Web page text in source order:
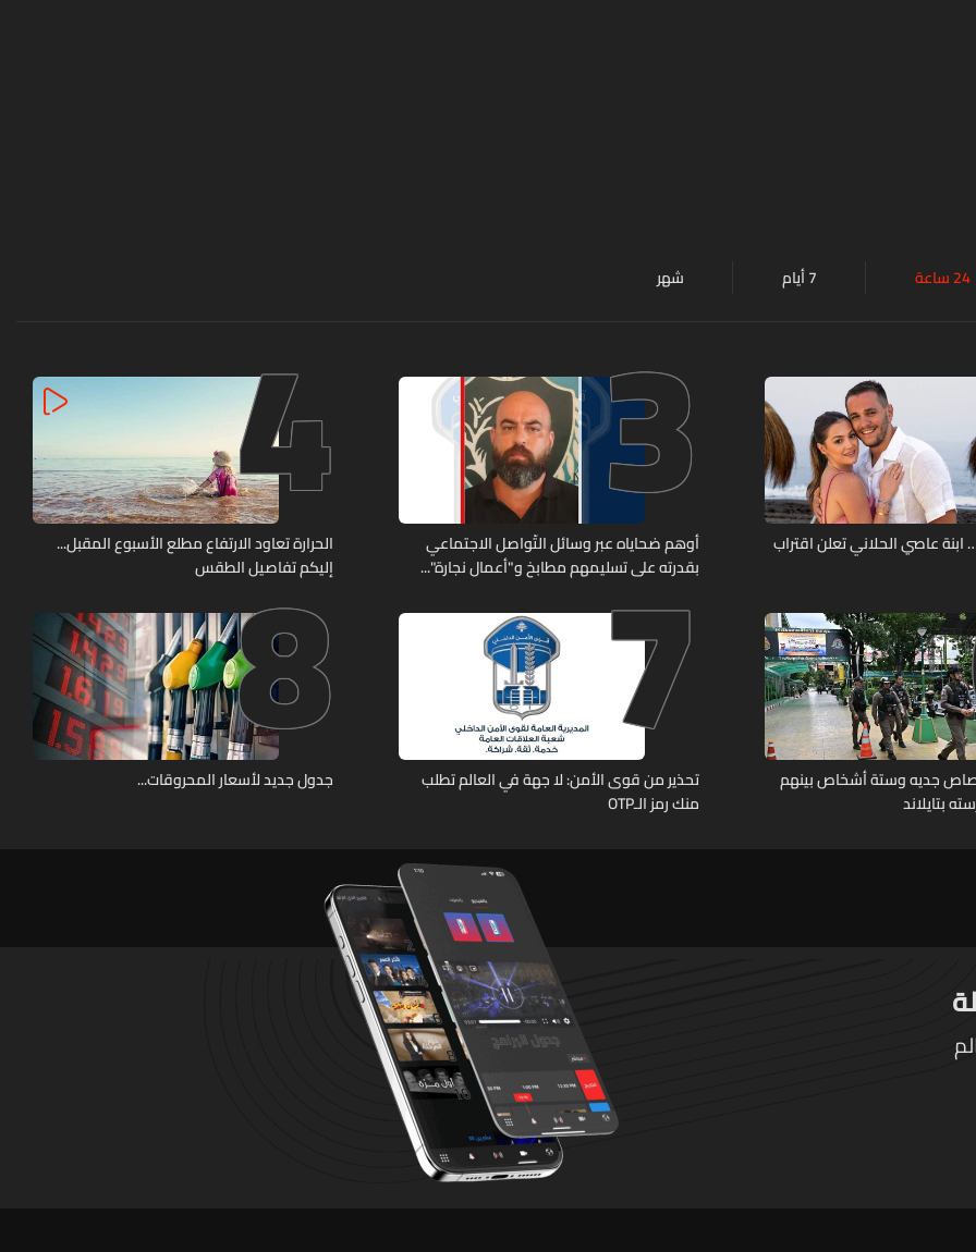
24 ساعة 7 أيام شهر
عاصي الحلاني تعلن اقتراب
3
أوهم ضحاياه عبر وسائل التّواصل الاجتماعي
بقدرته على تسليمهم مطابخ و"أعمال نجارة"...
4
الحرارة تعاود الارتفاع مطلع الأسبوع المقبل...
إليكم تفاصيل الطقس
جديه وستة أشخاص بينهم
بتايلاند
7
تحذير من قوى الأمن: لا جهة في العالم تطلب
منك رمز الـOTP
8
جدول جديد لأسعار المحروقات...